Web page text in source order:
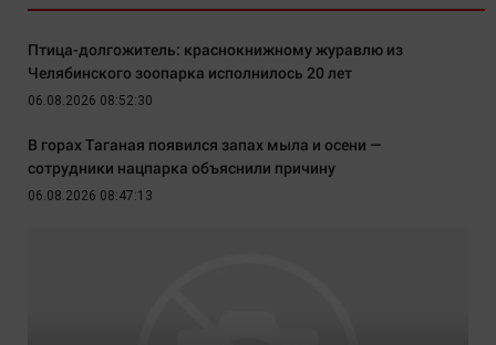
Птица-долгожитель: краснокнижному журавлю из
Челябинского зоопарка исполнилось 20 лет
06.08.2026 08:52:30
В горах Таганая появился запах мыла и осени —
сотрудники нацпарка объяснили причину
06.08.2026 08:47:13